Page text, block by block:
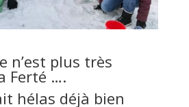
n’est plus très
Ferté ….
hélas déjà bien